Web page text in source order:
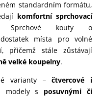
standardním formátu,
komfortní sprchovací
kouty o
dostatek místa pro volné
přičemž stále zůstávají
velké koupelny.
varianty –čtvercové i
modely s posuvnými či